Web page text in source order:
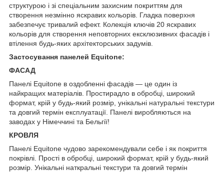
структурою і зі спеціальним захисним покриттям для
створення незмінно яскравих кольорів. Гладка поверхня
забезпечує тривалий ефект. Колекція ключів 20 яскравих
кольорів для створення неповторних ексклюзивних фасадів і
втілення будь-яких архітекторських задумів.
Застосування панелей Equitone:
ФАСАД
Панелі Equitone в оздобленні фасадів — це один із
найкращих матеріалів. Простирадло в обробці, широкий
формат, крій у будь-який розмір, унікальні натуральні текстури
та довгий термін експлуатації. Панелі виробляються на
заводах у Німеччині та Бельгії!
КРОВЛЯ
Панелі Equitone чудово зарекомендували себе і як покриття
покрівлі. Прості в обробці, широкий формат, крій у будь-який
розмір. Унікальні наткральні текстури та довгий термін